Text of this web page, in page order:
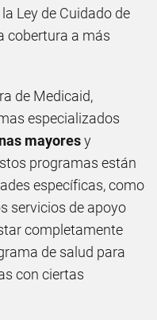
Ley de Cuidado de
cobertura a más
de Medicaid,
especializados
mayoresy
programas están
específicas, como
servicios de apoyo
completamente
de salud para
con ciertas